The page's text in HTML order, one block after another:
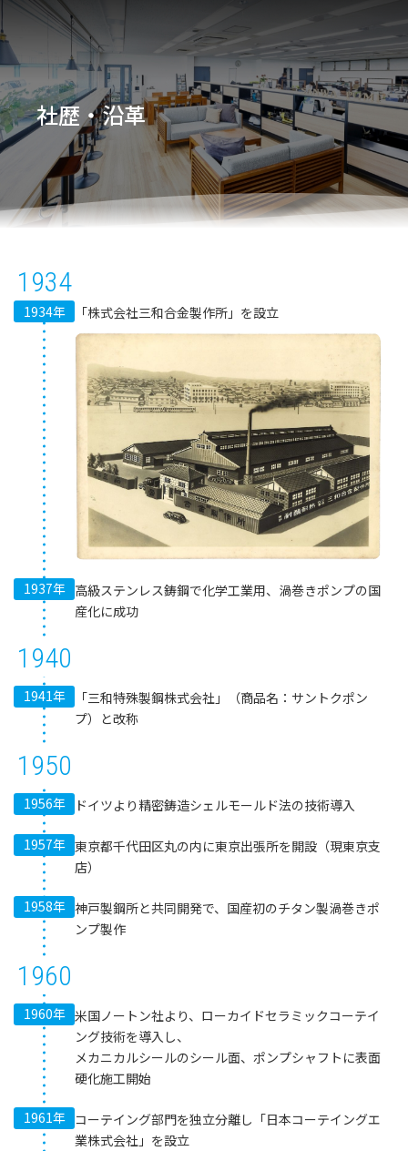
社歴・沿革
1934
1934年 「株式会社三和合金製作所」を設立
1937年 高級ステンレス鋳鋼で化学工業用、渦巻きポンプの国
産化に成功
1940
1941年
「三和特殊製鋼株式会社」（商品名：サントクポン
プ）と改称
1950
1956年 ドイツより精密鋳造シェルモールド法の技術導入
1957年 東京都千代田区丸の内に東京出張所を開設（現東京支
店）
1958年 神戸製鋼所と共同開発で、国産初のチタン製渦巻きポ
ンプ製作
1960
1960年 米国ノートン社より、ローカイドセラミックコーテイ
ング技術を導入し、
メカニカルシールのシール面、ポンプシャフトに表面
硬化施工開始
1961年 コーテイング部門を独立分離し「日本コーテイングエ
業株式会社」を設立